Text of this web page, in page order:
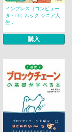
インプレス［コンピュー
タ・IT］ムック シニア人
生...
購入